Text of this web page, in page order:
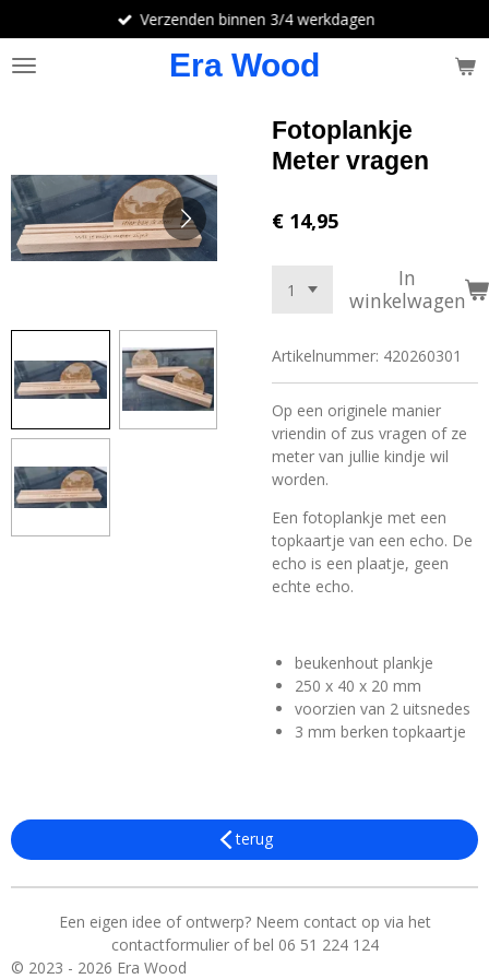
direct
naar
Era Wood
Verzenden binnen 3/4 werkdagen
Fotoplankje
Meter vragen
€ 14,95
In
winkelwagen
Artikelnummer: 420260301
Op een originele manier
vriendin of zus vragen of ze
meter van jullie kindje wil
worden.
Een fotoplankje met een
topkaartje van een echo. De
echo is een plaatje, geen
echte echo.
beukenhout plankje
250 x 40 x 20 mm
voorzien van 2 uitsnedes
3 mm berken topkaartje
terug
Een eigen idee of ontwerp? Neem contact op via het
contactformulier of bel 06 51 224 124
© 2023 - 2026 Era Wood